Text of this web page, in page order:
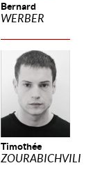
Bernard
WERBER
Timothée
ZOURABICHVILI